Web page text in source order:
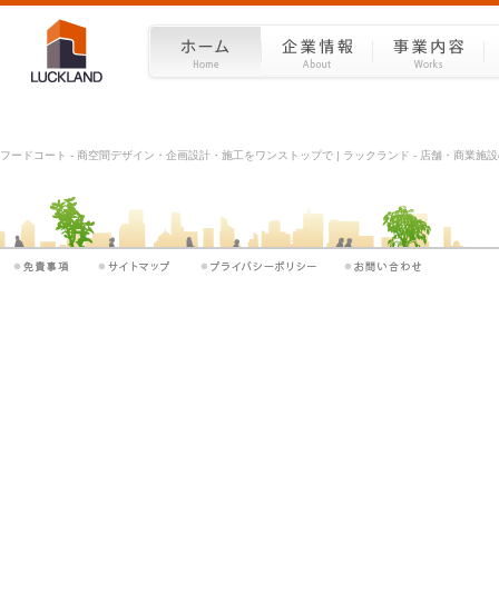
フードコート - 商空間デザイン・企画設計・施工をワンストップで | ラックランド - 店舗・商業施